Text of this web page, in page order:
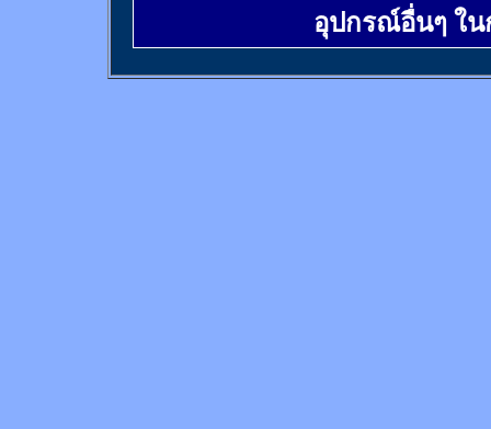
อุปกรณ์อื่นๆ ใ